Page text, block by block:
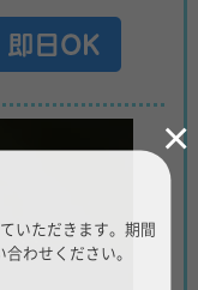
いただきます。 期間
わせください。
×